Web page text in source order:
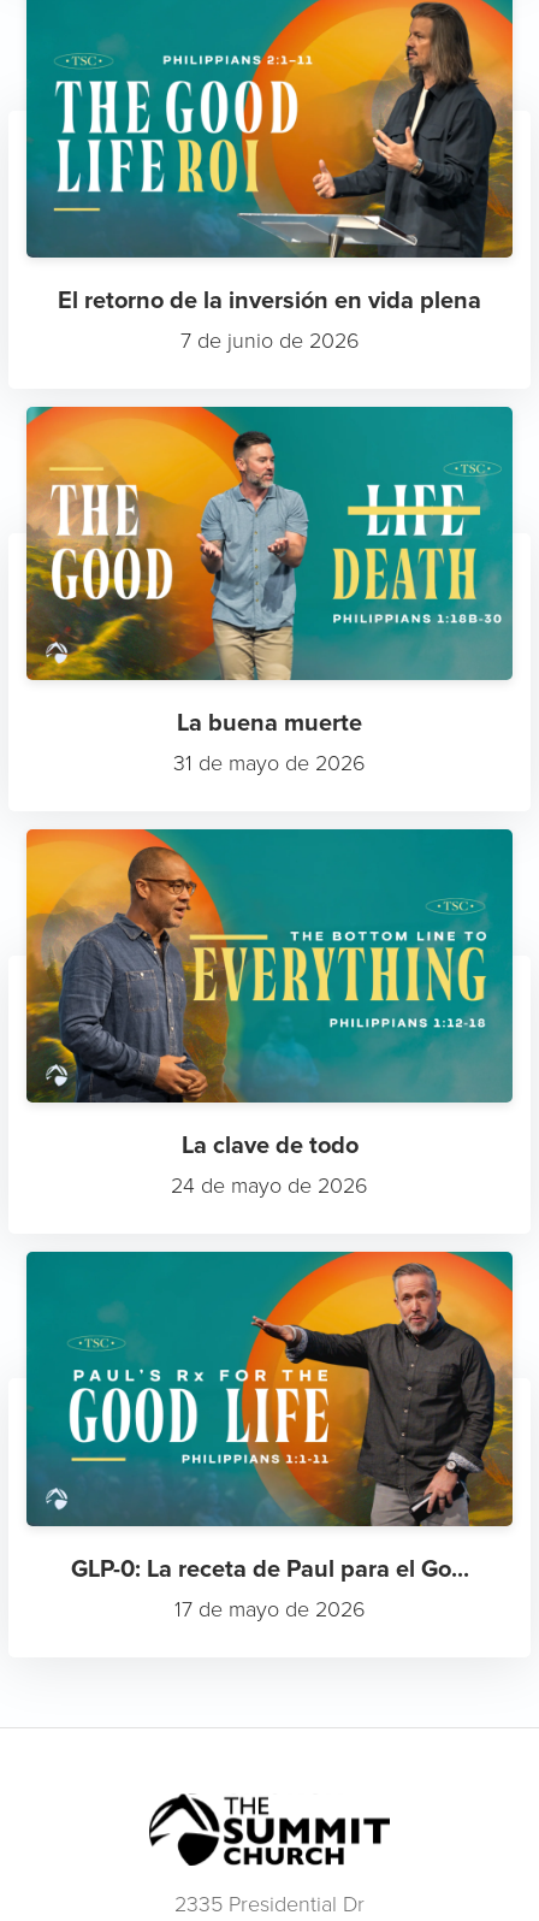
El retorno de la inversión en vida plena
7 de junio de 2026
La buena muerte
31 de mayo de 2026
La clave de todo
24 de mayo de 2026
GLP-0: La receta de Paul para el Go...
17 de mayo de 2026
2335 Presidential Dr